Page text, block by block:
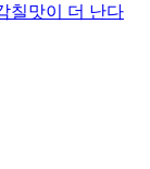
칠맛이 더 난다